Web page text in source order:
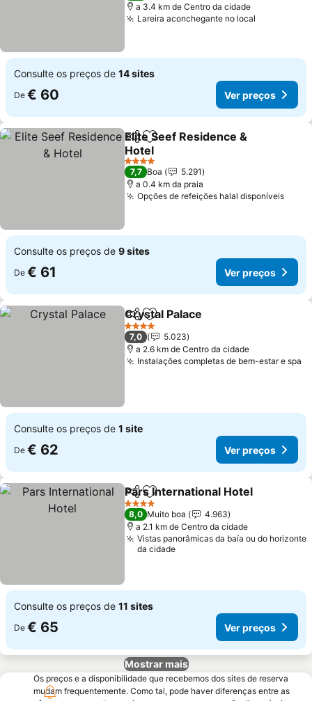
a 3.4 km de Centro da cidade
Lareira aconchegante no local
Consulte os preços de 14 sites
De € 60 Ver preços
PartilharAdicionar aos favoritos
Elite Seef Residence &
Hotel
Ver preços
4 Estrelas
7,7 Boa
5.291
a 0.4 km da praia
Opções de refeições halal disponíveisVer
Consulte os preços de 9 sites
De € 61 Ver preços
PartilharAdicionar aos favoritos
Crystal Palace
4 Estrelas
7,0
5.023
a 2.6 km de Centro da cidade
Instalações completas de bem-estar e spa
Consulte os preços de 1 site
De € 62 Ver preços
PartilharAdicionar aos favoritos
Pars International Hotel
4 Estrelas
8,0 Muito boa
4.963
a 2.1 km de Centro da cidade
Vistas panorâmicas da baía ou do horizonte
da cidade
Consulte os preços de 11 sites
De € 65 Ver preços
Mostrar mais
Os preços e a disponibilidade que recebemos dos sites de reserva
mudam frequentemente. Como tal, pode haver diferenças entre as